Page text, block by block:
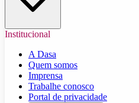
Institucional
A Dasa
Quem somos
Imprensa
Trabalhe conosco
Portal de privacidade